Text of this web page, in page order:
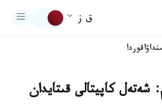
ق ز
اقوردا
شەتەل كاپيتالى قىتايدان